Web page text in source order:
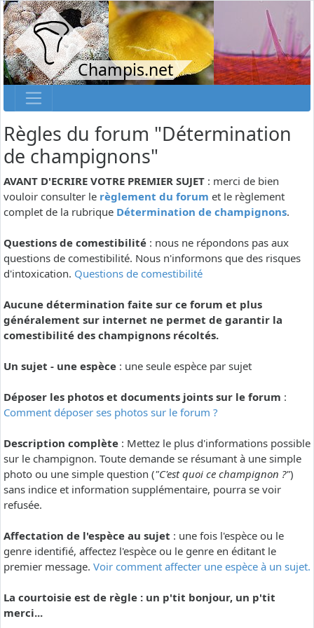
Champis.net
Règles du forum "Détermination
de champignons"
AVANT D'ECRIRE VOTRE PREMIER SUJET : merci de bien
vouloir consulter le règlement du forum et le règlement
complet de la rubrique Détermination de champignons.
Questions de comestibilité : nous ne répondons pas aux
questions de comestibilité. Nous n'informons que des risques
d'intoxication. Questions de comestibilité
Aucune détermination faite sur ce forum et plus
généralement sur internet ne permet de garantir la
comestibilité des champignons récoltés.
Un sujet - une espèce : une seule espèce par sujet
Déposer les photos et documents joints sur le forum :
Comment déposer ses photos sur le forum ?
Description complète : Mettez le plus d'informations possible
sur le champignon. Toute demande se résumant à une simple
photo ou une simple question ("C'est quoi ce champignon ?")
sans indice et information supplémentaire, pourra se voir
refusée.
Affectation de l'espèce au sujet : une fois l'espèce ou le
genre identifié, affectez l'espèce ou le genre en éditant le
premier message. Voir comment affecter une espèce à un sujet.
La courtoisie est de règle : un p'tit bonjour, un p'tit
merci...